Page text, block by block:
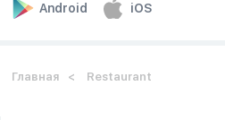
Android iOS
Главная Restaurant